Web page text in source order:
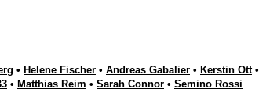
• Helene Fischer • Andreas Gabalier • Kerstin Ott•
• Matthias Reim • Sarah Connor • Semino Rossi